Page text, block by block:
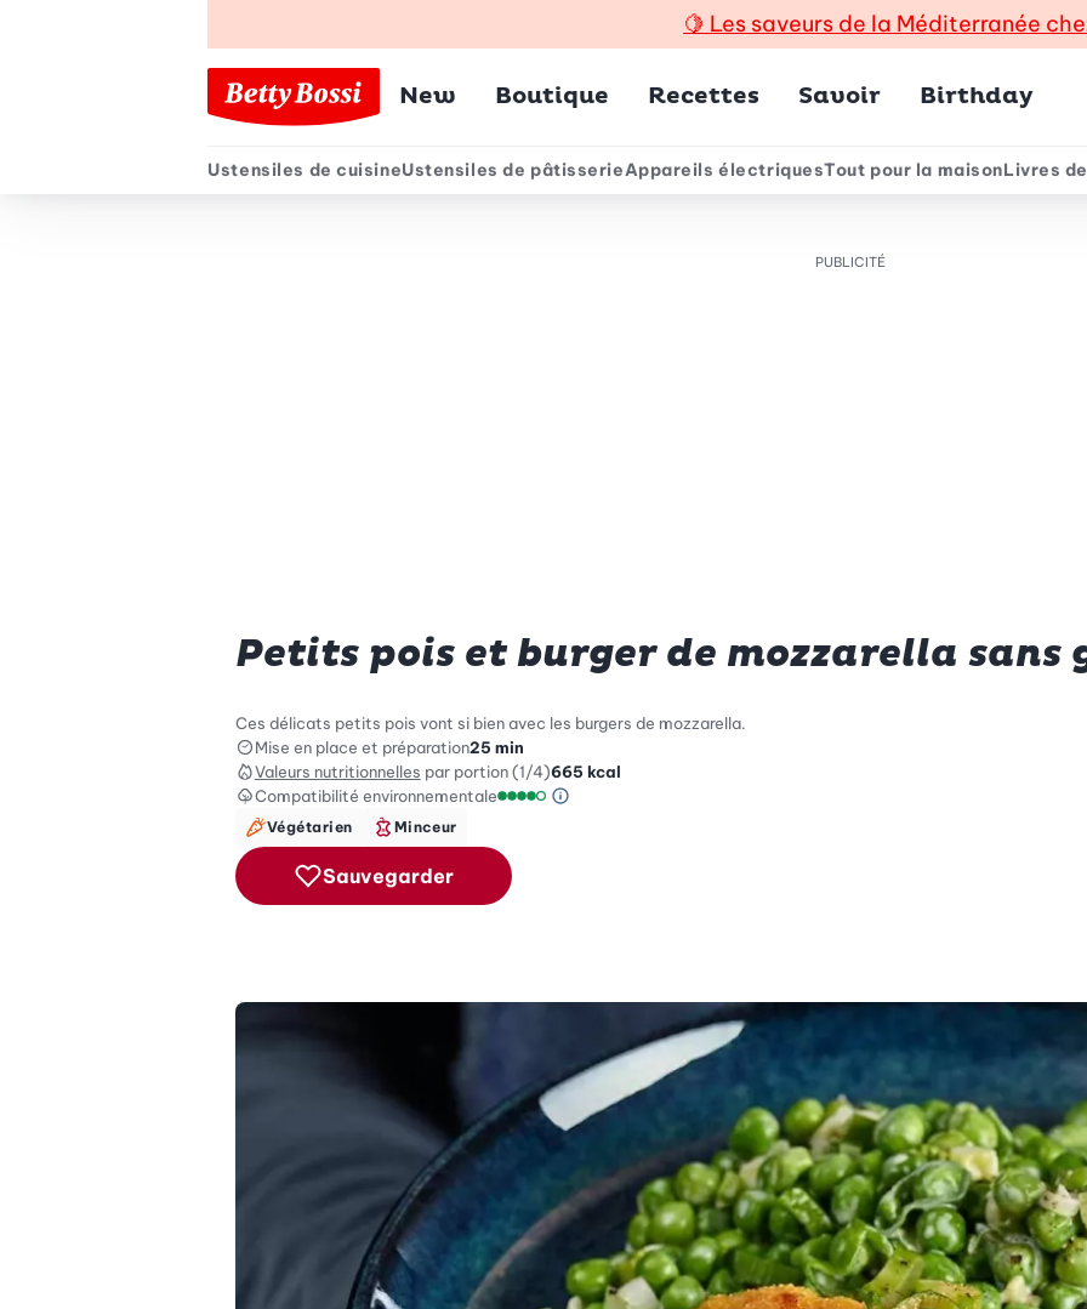
🍋 Les saveurs de la Méditerranée
Menu principal
New Boutique Recettes Savoir Birthday
Menu secondaire
Ustensiles de cuisineUstensiles de pâtisserieAppareils électriquesTout pour la maisonLivres
PUBLICITÉ
Petits pois et burger de mozzarella sans
Ces délicats petits pois vont si bien avec les burgers de mozzarella.
Mise en place et préparation25 min
Valeurs nutritionnelles par portion (1/4)665 kcal
Compatibilité environnementale
Information sur l’échelle Green Betty
Végétarien Minceur
Sauvegarder